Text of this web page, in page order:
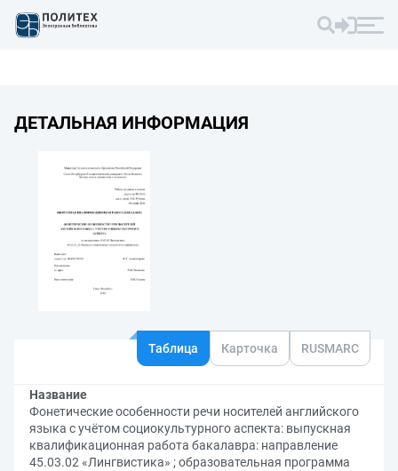
ДЕТАЛЬНАЯ ИНФОРМАЦИЯ
Таблица Карточка RUSMARC
Название
Фонетические особенности речи носителей английского
языка с учётом социокультурного аспекта: выпускная
квалификационная работа бакалавра: направление
45.03.02 «Лингвистика» ; образовательная программа